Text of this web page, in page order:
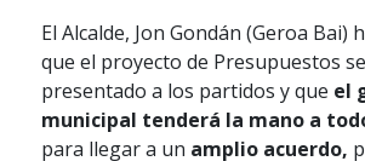
El Alcalde, Jon Gondán (Geroa Bai)
que el proyecto de Presupuestos
presentado a los partidos y que el
municipal tenderá la mano a
para llegar a un amplio acuerdo,